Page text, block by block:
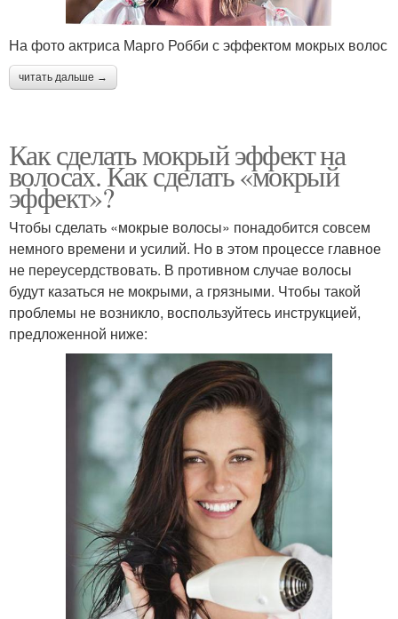
На фото актриса Марго Робби с эффектом мокрых волос
читать дальше →
Как сделать мокрый эффект на
волосах. Как сделать «мокрый
эффект»?
Чтобы сделать «мокрые волосы» понадобится совсем
немного времени и усилий. Но в этом процессе главное
не переусердствовать. В противном случае волосы
будут казаться не мокрыми, а грязными. Чтобы такой
проблемы не возникло, воспользуйтесь инструкцией,
предложенной ниже: